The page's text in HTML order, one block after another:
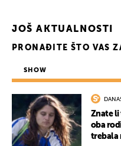
JOŠ AKTUALNOSTI
PRONAĐITE ŠTO VAS
SHOW
Znate li
oba
trebala